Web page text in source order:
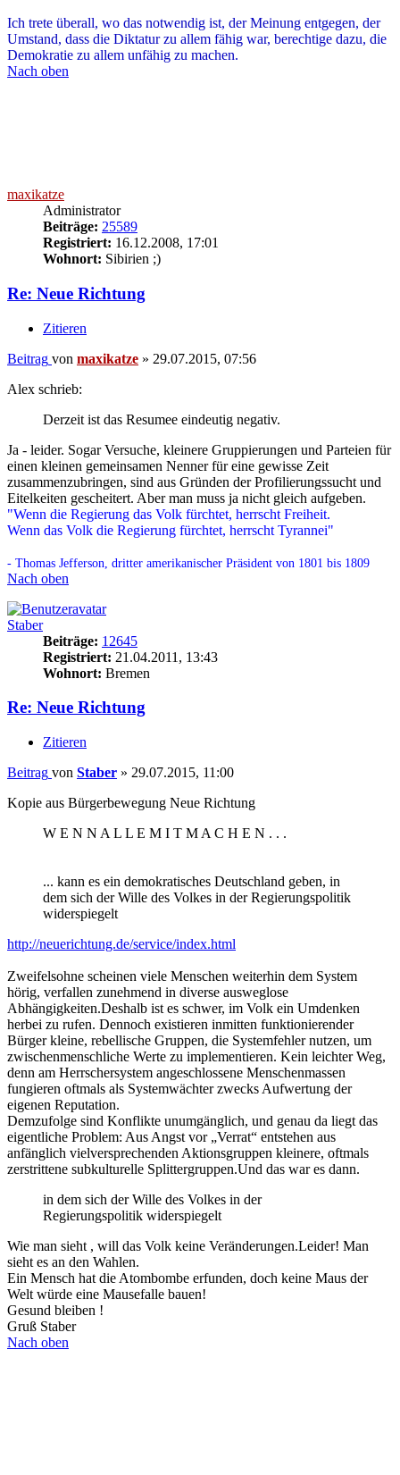
Ich trete überall, wo das notwendig ist, der Meinung entgegen, der
Umstand, dass die Diktatur zu allem fähig war, berechtige dazu, die
Demokratie zu allem unfähig zu machen.
Nach oben
maxikatze
Administrator
Beiträge: 25589
Registriert: 16.12.2008, 17:01
Wohnort: Sibirien ;)
Re: Neue Richtung
Zitieren
Beitrag von maxikatze » 29.07.2015, 07:56
Alex schrieb:
Derzeit ist das Resumee eindeutig negativ.
Ja - leider. Sogar Versuche, kleinere Gruppierungen und Parteien für
einen kleinen gemeinsamen Nenner für eine gewisse Zeit
zusammenzubringen, sind aus Gründen der Profilierungssucht und
Eitelkeiten gescheitert. Aber man muss ja nicht gleich aufgeben.
"Wenn die Regierung das Volk fürchtet, herrscht Freiheit.
Wenn das Volk die Regierung fürchtet, herrscht Tyrannei"
- Thomas Jefferson, dritter amerikanischer Präsident von 1801 bis 1809
Nach oben
Staber
Beiträge: 12645
Registriert: 21.04.2011, 13:43
Wohnort: Bremen
Re: Neue Richtung
Zitieren
Beitrag von Staber » 29.07.2015, 11:00
Kopie aus Bürgerbewegung Neue Richtung
W E N N A L L E M I T M A C H E N . . .
... kann es ein demokratisches Deutschland geben, in
dem sich der Wille des Volkes in der Regierungspolitik
widerspiegelt
http://neuerichtung.de/service/index.html
Zweifelsohne scheinen viele Menschen weiterhin dem System
hörig, verfallen zunehmend in diverse ausweglose
Abhängigkeiten.Deshalb ist es schwer, im Volk ein Umdenken
herbei zu rufen. Dennoch existieren inmitten funktionierender
Bürger kleine, rebellische Gruppen, die Systemfehler nutzen, um
zwischenmenschliche Werte zu implementieren. Kein leichter Weg,
denn am Herrschersystem angeschlossene Menschenmassen
fungieren oftmals als Systemwächter zwecks Aufwertung der
eigenen Reputation.
Demzufolge sind Konflikte unumgänglich, und genau da liegt das
eigentliche Problem: Aus Angst vor „Verrat“ entstehen aus
anfänglich vielversprechenden Aktionsgruppen kleinere, oftmals
zerstrittene subkulturelle Splittergruppen.Und das war es dann.
in dem sich der Wille des Volkes in der
Regierungspolitik widerspiegelt
Wie man sieht , will das Volk keine Veränderungen.Leider! Man
sieht es an den Wahlen.
Ein Mensch hat die Atombombe erfunden, doch keine Maus der
Welt würde eine Mausefalle bauen!
Gesund bleiben !
Gruß Staber
Nach oben